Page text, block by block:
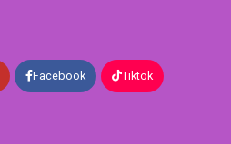
Facebook Tiktok